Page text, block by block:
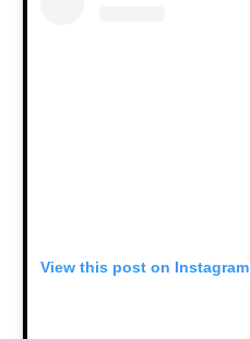
View this post on Instagram